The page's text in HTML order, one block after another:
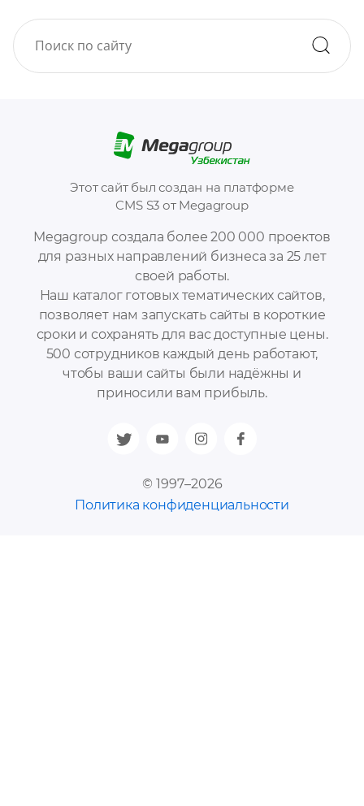
Megagroup создала более 200 000 проектов
для разных направлений бизнеса за 25 лет
своей работы.
Наш каталог готовых тематических сайтов,
позволяет нам запускать сайты в короткие
сроки и сохранять для вас доступные цены.
500 сотрудников каждый день работают,
чтобы ваши сайты были надёжны и
приносили вам прибыль.
© 1997–2026
Политика конфиденциальности
Этот сайт был создан на платформе
CMS S3 от Megagroup